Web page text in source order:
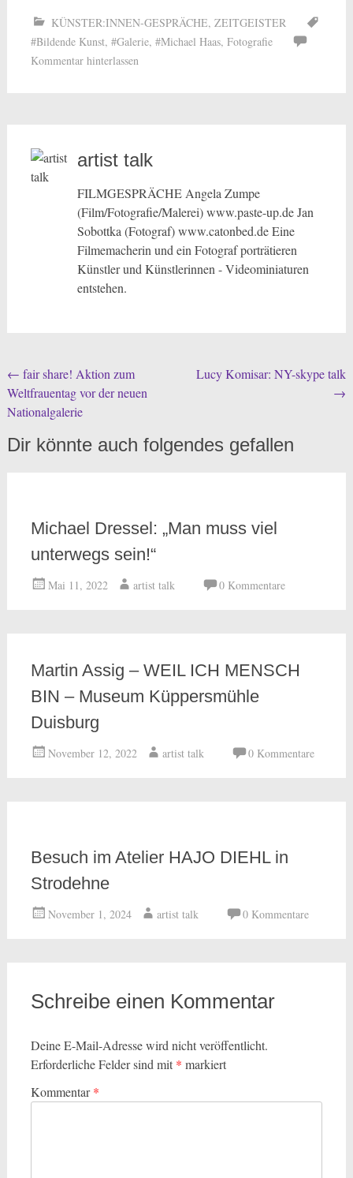
KÜNSTER:INNEN-GESPRÄCHE, ZEITGEISTER
#Bildende Kunst, #Galerie, #Michael Haas, Fotografie
Kommentar hinterlassen
artist talk
FILMGESPRÄCHE Angela Zumpe
(Film/Fotografie/Malerei) www.paste-up.de Jan
Sobottka (Fotograf) www.catonbed.de Eine
Filmemacherin und ein Fotograf porträtieren
Künstler und Künstlerinnen - Videominiaturen
entstehen.
Beitragsnavigation
← fair share! Aktion zum
Weltfrauentag vor der neuen
Nationalgalerie
Lucy Komisar: NY-skype talk
→
Dir könnte auch folgendes gefallen
Michael Dressel: „Man muss viel
unterwegs sein!“
Mai 11, 2022 artist talk 0 Kommentare
Martin Assig – WEIL ICH MENSCH
BIN – Museum Küppersmühle
Duisburg
November 12, 2022 artist talk 0 Kommentare
Besuch im Atelier HAJO DIEHL in
Strodehne
November 1, 2024 artist talk 0 Kommentare
Schreibe einen Kommentar
Deine E-Mail-Adresse wird nicht veröffentlicht.
Erforderliche Felder sind mit * markiert
Kommentar*